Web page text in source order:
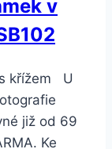
v
křížem U
již od 69
Ke